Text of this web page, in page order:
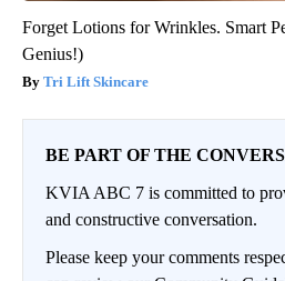
Forget Lotions for Wrinkles. Smart
Genius!)
Tri Lift Skincare
BE PART OF THE
KVIA ABC 7 is committed to
and constructive conversation.
Please keep your comments